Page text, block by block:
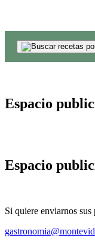
Espacio
Espacio
Si quiere enviarnos